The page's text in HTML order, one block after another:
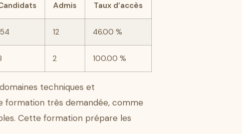
Admis Taux d’accès
12 46.00 %
2 100.00 %
techniques et
formation très demandée, comme
Cette formation prépare les